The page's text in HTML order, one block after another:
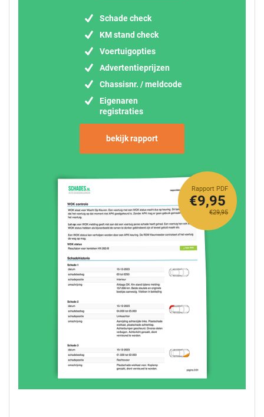
Schade check
KM stand check
Voertuigopties
Advertentieprijzen
Chassisnr. / meldcode
Eigenaren
registraties
bekijk rapport
Rapport PDF
€29,95
€9,95